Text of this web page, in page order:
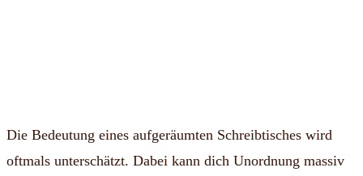
Die Bedeutung eines aufgeräumten Schreibtisches wird
oftmals unterschätzt. Dabei kann dich Unordnung massiv